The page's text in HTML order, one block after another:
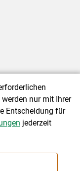
|Barrierefreiheit|
nur mit Ihrer
Entscheidung für
jederzeit